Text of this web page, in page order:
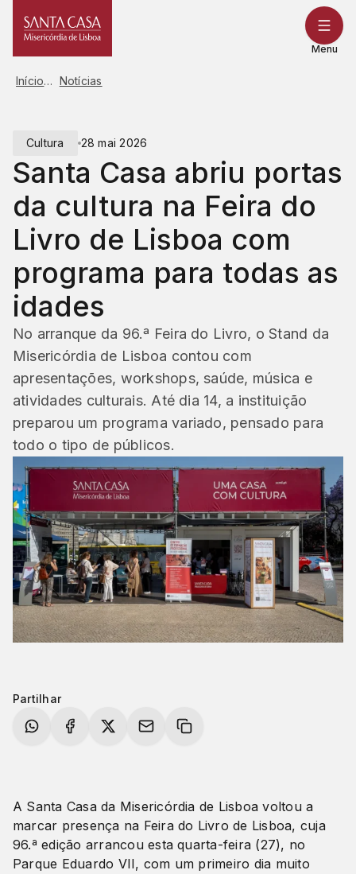
para
Menu
Início Notícias
Cultura 28 mai 2026
Santa Casa abriu portas
da cultura na Feira do
Livro de Lisboa com
programa para todas as
idades
No arranque da 96.ª Feira do Livro, o Stand da
Misericórdia de Lisboa contou com
apresentações, workshops, saúde, música e
atividades culturais. Até dia 14, a instituição
preparou um programa variado, pensado para
todo o tipo de públicos.
Partilhar
A Santa Casa da Misericórdia de Lisboa voltou a
marcar presença na Feira do Livro de Lisboa, cuja
96.ª edição arrancou esta quarta-feira (27), no
Parque Eduardo VII, com um primeiro dia muito